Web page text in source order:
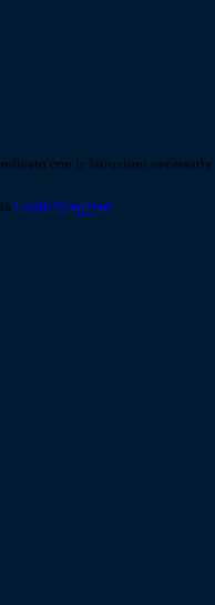
con le istruzioni necessarie.
Login Spaggiari